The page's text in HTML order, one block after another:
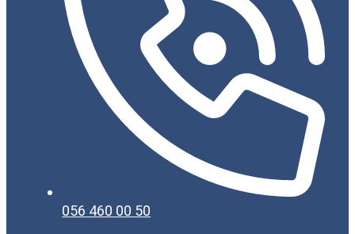
056 460 00 50